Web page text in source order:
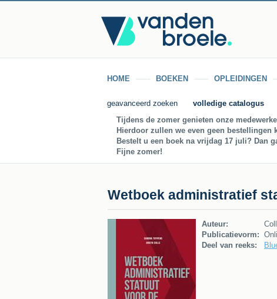
HOME BOEKEN OPLEIDINGEN
geavanceerd zoeken
volledige catalogus
Tijdens de zomer genieten onze
Hierdoor zullen we even geen bestellingen
Bestelt u een boek na vrijdag 17 juli? Dan
Fijne zomer!
Wetboek administratief
Auteur:
Publicatievorm:
Deel van reeks: